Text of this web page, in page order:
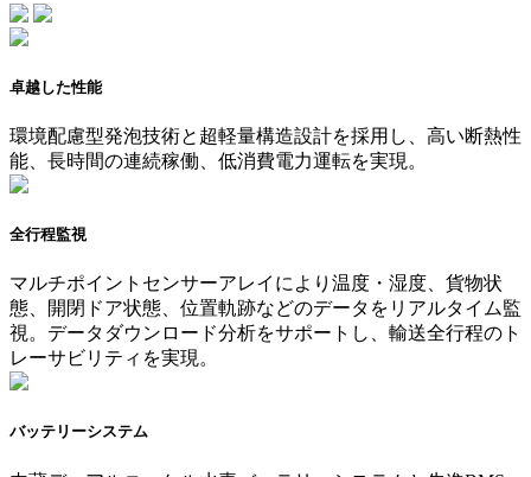
卓越した性能
環境配慮型発泡技術と超軽量構造設計を採用し、高い断熱性
能、長時間の連続稼働、低消費電力運転を実現。
全行程監視
マルチポイントセンサーアレイにより温度・湿度、貨物状
態、開閉ドア状態、位置軌跡などのデータをリアルタイム監
視。データダウンロード分析をサポートし、輸送全行程のト
レーサビリティを実現。
バッテリーシステム